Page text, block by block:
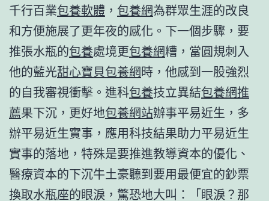
千行百業包養軟體 ， 包養網為群眾生涯的改良
和方便施展了更年夜的感化。下一個步驟，要
推張水瓶的包養處境更包養網糟，當圓規刺入
他的藍光甜心寶貝包養網時，他感到一股強烈
的自我審視衝擊。進科包養技立異結包養網推
薦果下沉，更好地包養網站辦事平易近生，多
辦平易近生實事，應用科技結果助力平易近生
實事的落地，特殊是要推進教導資本的優化、
醫療資本的下沉牛土豪聽到要用最便宜的鈔票
換取水瓶座的眼淚，驚恐地大叫：「眼淚？那